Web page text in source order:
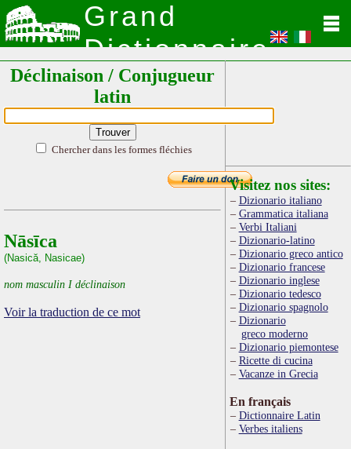
Grand
Dictionnaire
Latin
Déclinaison / Conjugueur
latin
Chercher dans les formes fléchies
Nāsīca
(Nasică, Nasicae)
nom masculin I déclinaison
Voir la traduction de ce mot
Visitez nos sites:
Dizionario italiano
Grammatica italiana
Verbi Italiani
Dizionario-latino
Dizionario greco antico
Dizionario francese
Dizionario inglese
Dizionario tedesco
Dizionario spagnolo
Dizionario
greco moderno
Dizionario piemontese
Ricette di cucina
Vacanze in Grecia
En français
Dictionnaire Latin
Verbes italiens